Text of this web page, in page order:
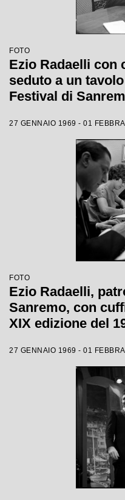
FOTO
Ezio Radaelli con
seduto a un
Festival di
27 GENNAIO 1969 - 01
FOTO
Ezio Radaelli,
Sanremo, con
XIX edizione del
27 GENNAIO 1969 - 01